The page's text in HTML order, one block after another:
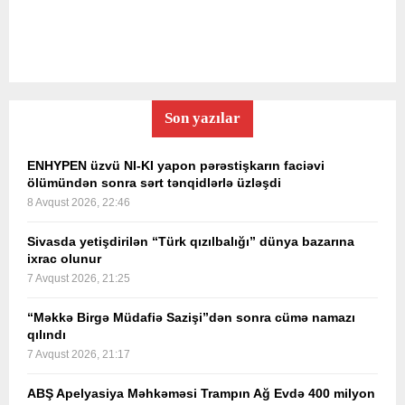
Son yazılar
ENHYPEN üzvü NI-KI yapon pərəstişkarın faciəvi
ölümündən sonra sərt tənqidlərlə üzləşdi
8 Avqust 2026, 22:46
Sivasda yetişdirilən “Türk qızılbalığı” dünya bazarına
ixrac olunur
7 Avqust 2026, 21:25
“Məkkə Birgə Müdafiə Sazişi”dən sonra cümə namazı
qılındı
7 Avqust 2026, 21:17
ABŞ Apelyasiya Məhkəməsi Trampın Ağ Evdə 400 milyon